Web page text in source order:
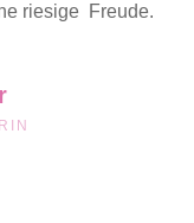
riesige Freude.